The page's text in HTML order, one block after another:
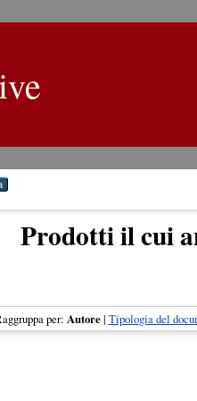
Prodotti il cui
per: Autore| Tipologia del